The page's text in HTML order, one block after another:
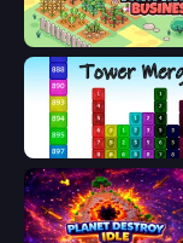
Idle Farming Business
Tower Merge